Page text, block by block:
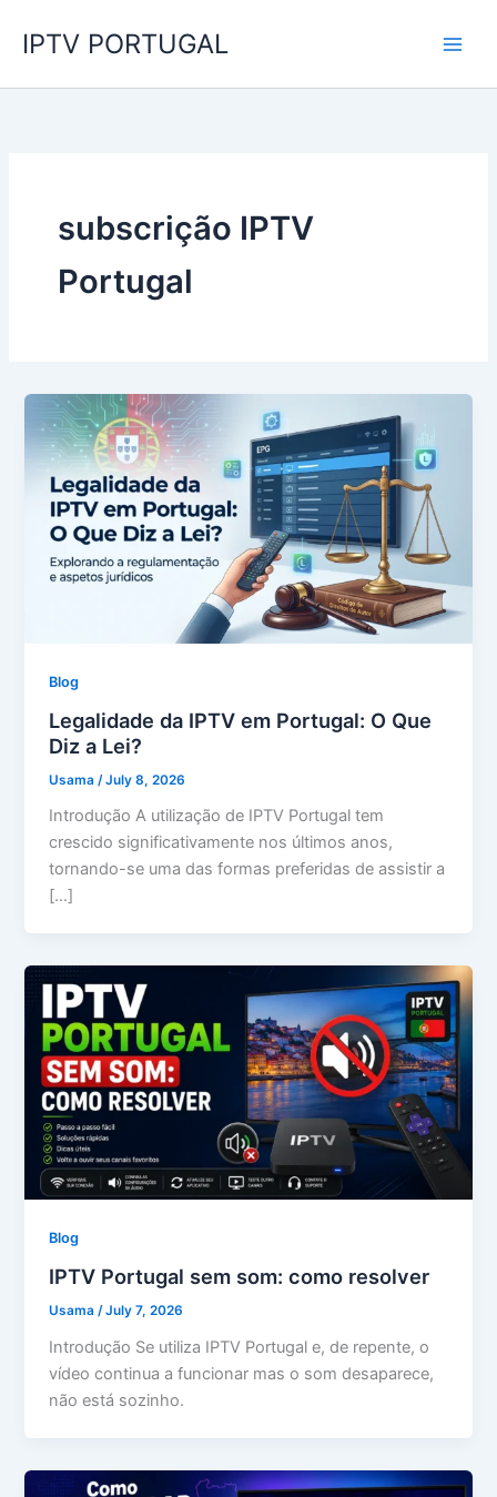
IPTV PORTUGAL
subscrição IPTV
Portugal
Blog
Legalidade da IPTV em Portugal: O Que
Diz a Lei?
Usama /July 8, 2026
Introdução A utilização de IPTV Portugal tem
crescido significativamente nos últimos anos,
tornando-se uma das formas preferidas de assistir a
[…]
Blog
IPTV Portugal sem som: como resolver
Usama/July 7, 2026
Introdução Se utiliza IPTV Portugal e, de repente, o
vídeo continua a funcionar mas o som desaparece,
não está sozinho.